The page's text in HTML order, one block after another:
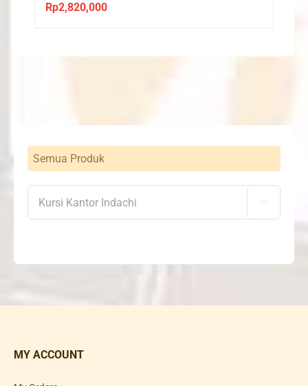
Rp2,820,000
Semua Produk

MY ACCOUNT